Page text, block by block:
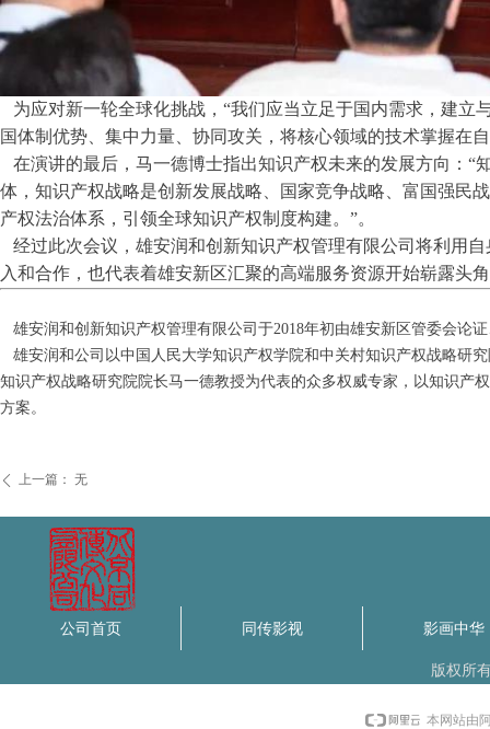
为应对新一轮全球化挑战，“我们应当立足于国内需求，建
国体制优势、集中力量、协同攻关，将核心领域的技术掌握在
在演讲的最后，马一德博士指出知识产权未来的发展方向：“
体，知识产权战略是创新发展战略、国家竞争战略、富国强民
产权法治体系，引领全球知识产权制度构建。”。
经过此次会议，雄安润和创新知识产权管理有限公司将利用
入和合作，也代表着雄安新区汇聚的高端服务资源开始崭露头
雄安润和创新知识产权管理有限公司于2018年初由雄安新区管委会论
雄安润和公司以中国人民大学知识产权学院和中关村知识产权战略研
知识产权战略研究院院长马一德教授为代表的众多权威专家，以知识产
方案。
ꄴ 上一篇： 无
版权所
公司首页 同传影视 影画中华
本网站由